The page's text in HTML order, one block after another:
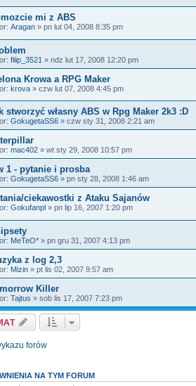
mi z ABS
Aragan » pn lut 04, 2008 8:35 pm
filip_3521 » ndz lut 17, 2008 12:20 pm
Krowa a RPG Maker
krova » czw lut 07, 2008 4:45 pm
stworzyć własny ABS w Rpg Maker 2k3 :D
GokugetaSS6 » czw sty 31, 2008 2:21 am
mac402 » wt sty 29, 2008 10:57 pm
1 - pytanie i prosba
GokugetaSS6 » pn sty 28, 2008 1:46 am
ciekawostki z Ataku Sajanów
Gokufanpl » pn lip 16, 2007 1:20 pm
MeTeO* » pn gru 31, 2007 4:13 pm
z log 2,3
Mizin » pt lis 02, 2007 9:57 am
Killer
Tajtus » sob lis 17, 2007 7:23 pm
forów
NA TYM FORUM